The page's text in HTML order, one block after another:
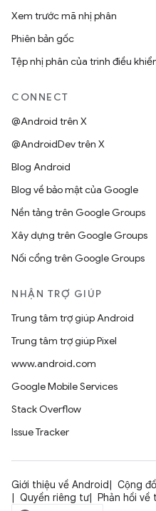
Xem trước mã nhị phân
Phiên bản gốc
Tệp nhị phân của trình điều
CONNECT
@Android trên X
@AndroidDev trên X
Blog Android
Blog về bảo mật của Google
Nền tảng trên Google Groups
Xây dựng trên Google Groups
Nối cổng trên Google Groups
NHẬN TRỢ GIÚP
Trung tâm trợ giúp Android
Trung tâm trợ giúp Pixel
www.android.com
Google Mobile Services
Stack Overflow
Issue Tracker
Giới thiệu về Android Cộng
Quyền riêng tư
Phản hồi về